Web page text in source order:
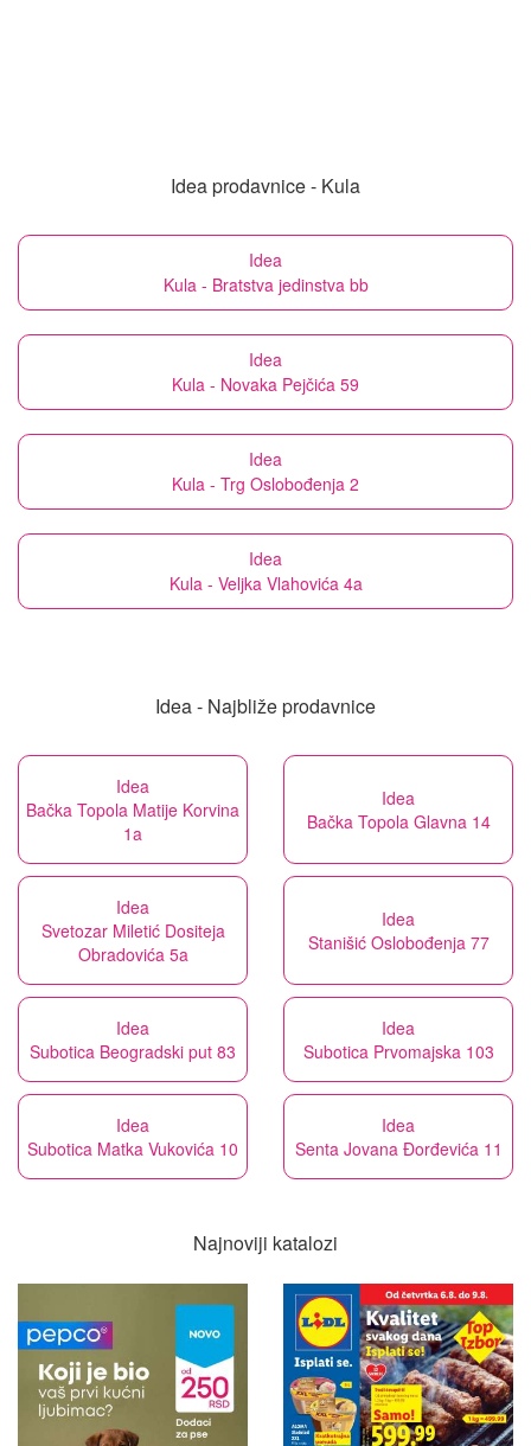
Idea prodavnice - Kula
Idea
Kula - Bratstva jedinstva bb
Idea
Kula - Novaka Pejčića 59
Idea
Kula - Trg Oslobođenja 2
Idea
Kula - Veljka Vlahovića 4a
Idea - Najbliže prodavnice
Idea
Bačka Topola Matije Korvina
1a
Idea
Bačka Topola Glavna 14
Idea
Svetozar Miletić Dositeja
Obradovića 5a
Idea
Stanišić Oslobođenja 77
Idea
Subotica Beogradski put 83
Idea
Subotica Prvomajska 103
Idea
Subotica Matka Vukovića 10
Idea
Senta Jovana Đorđevića 11
Najnoviji katalozi